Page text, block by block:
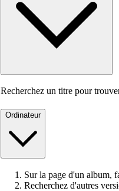
Recherchez un titre pour
Ordinateur
Sur la page d'un album,
Recherchez d'autres